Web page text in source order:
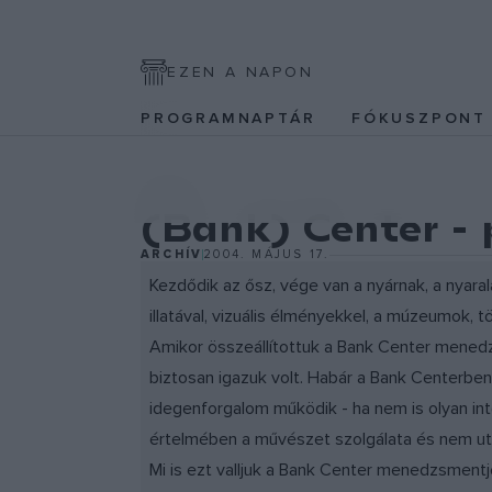
EZEN A NAPON
PROGRAMNAPTÁR FÓKUSZPONT
(Bank) Center -
ARCHÍV2004. MÁJUS 17.
Kezdődik az ősz, vége van a nyárnak, a
illatával, vizuális élményekkel, a
Amikor összeállítottuk a Bank Center
biztosan igazuk volt. Habár a Bank
idegenforgalom működik - ha nem is olyan
értelmében a művészet szolgálata és nem
Mi is ezt valljuk a Bank Center